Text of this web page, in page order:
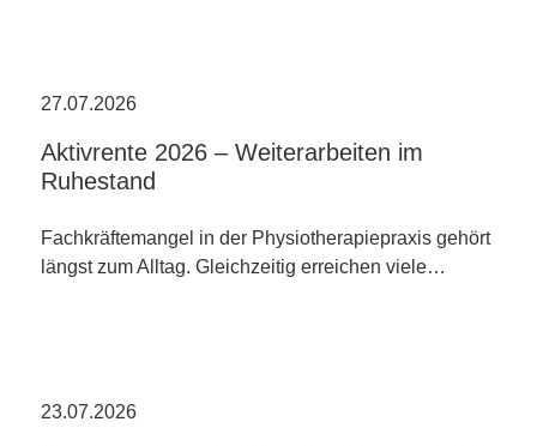
27.07.2026
Aktivrente 2026 – Weiterarbeiten im
Ruhestand
Fachkräftemangel in der Physiotherapiepraxis gehört
längst zum Alltag. Gleichzeitig erreichen viele…
23.07.2026